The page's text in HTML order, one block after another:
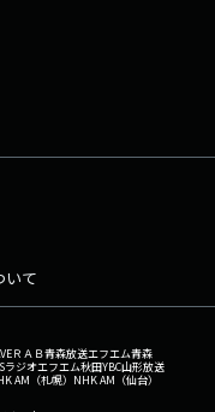
いて
ＲＡＢ青森放送エフエム青森
ラジオエフエム秋田YBC山形放送
AM（札幌） NHK AM（仙台）